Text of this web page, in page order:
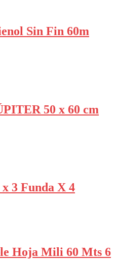
Sin Fin 60m
50 x 60 cm
3 Funda X 4
Hoja Mili 60 Mts 6